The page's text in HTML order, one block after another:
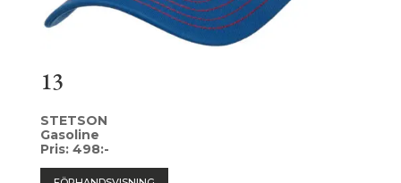
13
STETSON
Gasoline
Pris: 498:-